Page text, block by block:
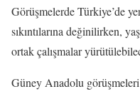
Görüşmelerde Türkiye’de
sıkıntılarına değinilirken,
ortak çalışmalar
Güney Anadolu